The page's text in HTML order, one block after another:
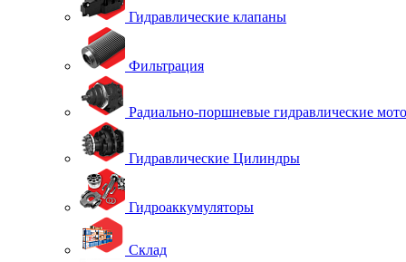
Гидравлические клапаны
Фильтрация
Радиально-поршневые гидравлические
Гидравлические Цилиндры
Гидроаккумуляторы
Склад